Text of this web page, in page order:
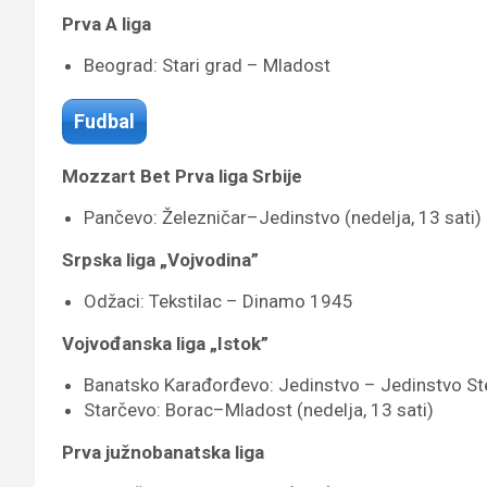
Prva A liga
Beograd: Stari grad – Mladost
Fudbal
Mozzart Bet Prva liga Srbije
Pančevo: Železničar–Jedinstvo (nedelja, 13 sati)
Srpska liga „Vojvodina”
Odžaci: Tekstilac – Dinamo 1945
Vojvođanska liga „Istok”
Banatsko Karađorđevo: Jedinstvo – Jedinstvo
Starčevo: Borac–Mladost (nedelja, 13 sati)
Prva južnobanatska liga